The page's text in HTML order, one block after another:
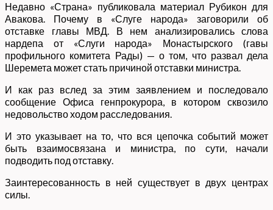
Недавно «Страна» публиковала материал Рубикон для
Авакова. Почему в «Слуге народа» заговорили об
отставке главы МВД. В нем анализировались слова
нардепа от «Слуги народа» Монастырского (гавы
профильного комитета Рады) — о том, что развал дела
Шеремета может стать причиной отставки министра.
И как раз вслед за этим заявлением и последовало
сообщение Офиса генпрокурора, в котором сквозило
недовольство ходом расследования.
И это указывает на то, что вся цепочка событий может
быть взаимосвязана и министра, по сути, начали
подводить под отставку.
Заинтересованность в ней существует в двух центрах
силы.